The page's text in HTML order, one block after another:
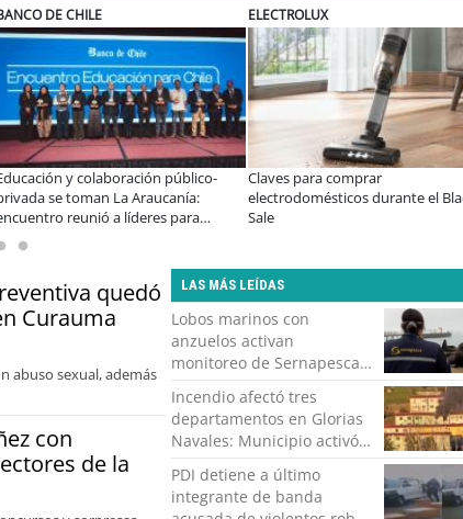
el desafío es
cultural en las
Últimos días para postular al Fondo
Vecino Sopraval de Educación
¿Qué buscan
tecnología
quedó
Curauma
abuso sexual, además
con
de la
LAS MÁS LEÍDAS
Lobos marinos con
anzuelos activan
monitoreo de Sernapesca
en la costa de Valparaíso
Incendio afectó tres
departamentos en Glorias
Navales: Municipio activó
apoyo para familias
damnificadas
PDI detiene a último
integrante de banda